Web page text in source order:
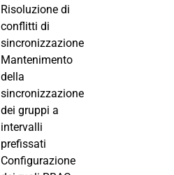
Risoluzione di
conflitti di
sincronizzazione
Mantenimento
della
sincronizzazione
dei gruppi a
intervalli
prefissati
Configurazione